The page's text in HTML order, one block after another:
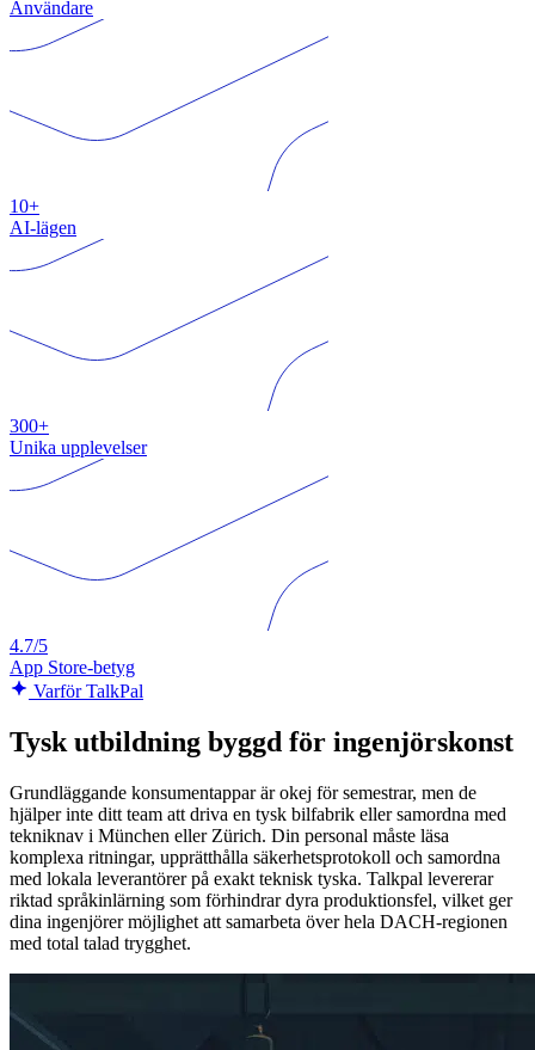
Användare
10+
AI-lägen
300+
Unika upplevelser
4.7/5
App Store-betyg
Varför TalkPal
Tysk utbildning byggd för ingenjörskonst
Grundläggande konsumentappar är okej för semestrar, men de
hjälper inte ditt team att driva en tysk bilfabrik eller samordna med
tekniknav i München eller Zürich. Din personal måste läsa
komplexa ritningar, upprätthålla säkerhetsprotokoll och samordna
med lokala leverantörer på exakt teknisk tyska. Talkpal levererar
riktad språkinlärning som förhindrar dyra produktionsfel, vilket ger
dina ingenjörer möjlighet att samarbeta över hela DACH-regionen
med total talad trygghet.